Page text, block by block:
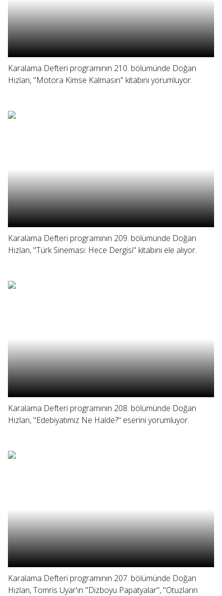
Karalama Defteri programının 210. bölümünde Doğan
Hızlan, "Motora Kimse Kalmasın" kitabını yorumluyor.
Karalama Defteri programının 209. bölümünde Doğan
Hızlan, "Türk Sineması: Hece Dergisi" kitabını ele alıyor.
Karalama Defteri programının 208. bölümünde Doğan
Hızlan, "Edebiyatımız Ne Halde?" eserini yorumluyor.
Karalama Defteri programının 207. bölümünde Doğan
Hızlan, Tomris Uyar'ın "Dizboyu Papatyalar", "Otuzların